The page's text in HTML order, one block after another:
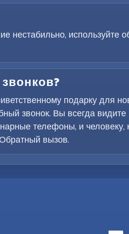
нестабильно, используйте
подарку для
звонок. Вы всегда
телефоны, и человеку,
вызов.